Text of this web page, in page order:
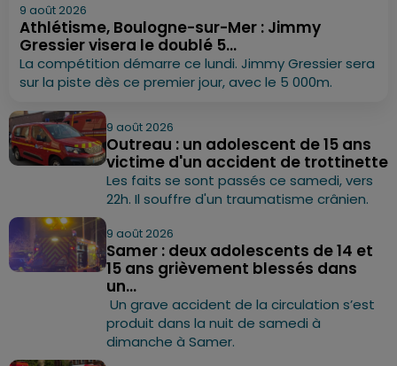
9 août 2026
Athlétisme, Boulogne-sur-Mer : Jimmy
Gressier visera le doublé 5...
La compétition démarre ce lundi. Jimmy Gressier sera
sur la piste dès ce premier jour, avec le 5 000m.
9 août 2026
Outreau : un adolescent de 15 ans
victime d'un accident de trottinette
Les faits se sont passés ce samedi, vers
22h. Il souffre d'un traumatisme crânien.
9 août 2026
Samer : deux adolescents de 14 et
15 ans grièvement blessés dans
un...
Un grave accident de la circulation s’est
produit dans la nuit de samedi à
dimanche à Samer.